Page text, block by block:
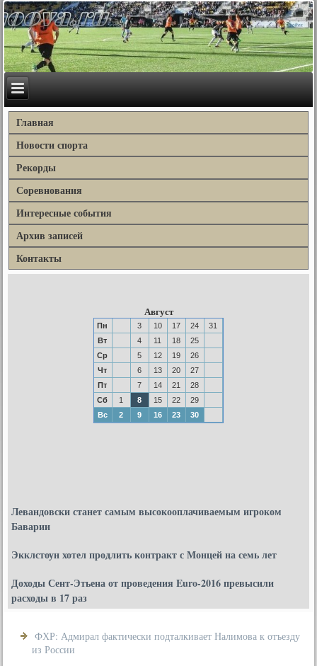
Главная
Новости спорта
Рекорды
Соревнования
Интересные события
Архив записей
Контакты
Август
Пн 3 10 17 24
31
Вт
4 11 18
25
Ср
5 12 19
26
Чт
6 13 20
27
Пт
7 14 21
28
Сб
1 8 15 22
29
Вс
2 9 16 23 30
Левандовски станет самым высокооплачиваемым игроком
Баварии
Экклстоун хотел продлить контракт с Монцей на семь лет
Доходы Сент-Этьена от проведения Euro-2016 превысили
расходы в 17 раз
ФХР: Адмирал фактически подталкивает Налимова к отъезду
из России